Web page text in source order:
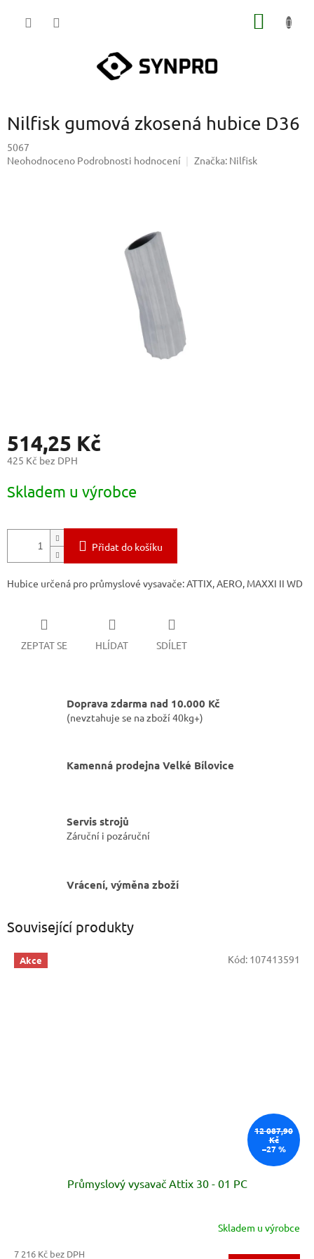
Nilfisk gumová zkosená hubice D36
5067
Průměrné
Neohodnoceno Podrobnosti hodnocení Značka: Nilfisk
514,25 Kč
425 Kč bez DPH
cena:
Skladem u výrobce
Přidat do košíku
Hubice určená pro průmyslové vysavače: ATTIX, AERO, MAXXI II WD
ZEPTAT SE HLÍDAT SDÍLET
Doprava zdarma nad 10.000 Kč
(nevztahuje se na zboží 40kg+)
Kamenná prodejna Velké Bílovice
Servis strojů
Záruční i pozáruční
Vrácení, výměna zboží
Související produkty
Akce
12 087,90
Kč
–27 %
Průmyslový vysavač Attix 30 - 01 PC
Skladem u výrobce
7 216 Kč bez DPH
Kód: 107413591